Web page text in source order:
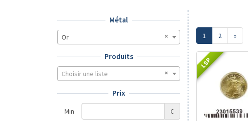
Métal
Or
Produits
Choisir une liste
Prix
Min €
1 2 »
LSP